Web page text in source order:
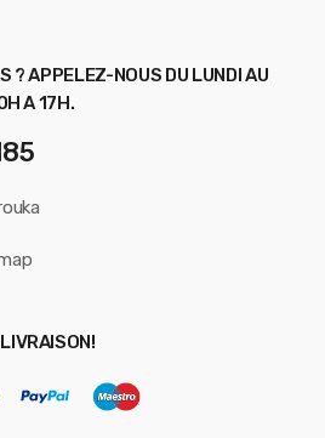
? APPELEZ-NOUS DU LUNDI AU
A 17H.